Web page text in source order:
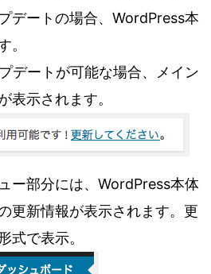
デートの場合、WordPress本
。
デートが可能な場合、メイン
表示されます。
ー部分には、WordPress本体
更新情報が表示されます。更
式で表示。